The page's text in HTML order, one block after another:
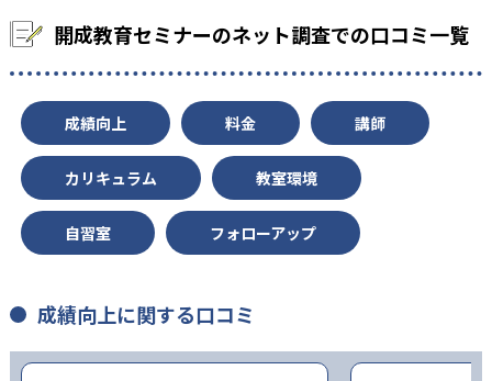
開成教育セミナーのネット調査での口コミ一覧
成績向上 料金 講師
カリキュラム 教室環境
自習室 フォローアップ
成績向上に関する口コミ